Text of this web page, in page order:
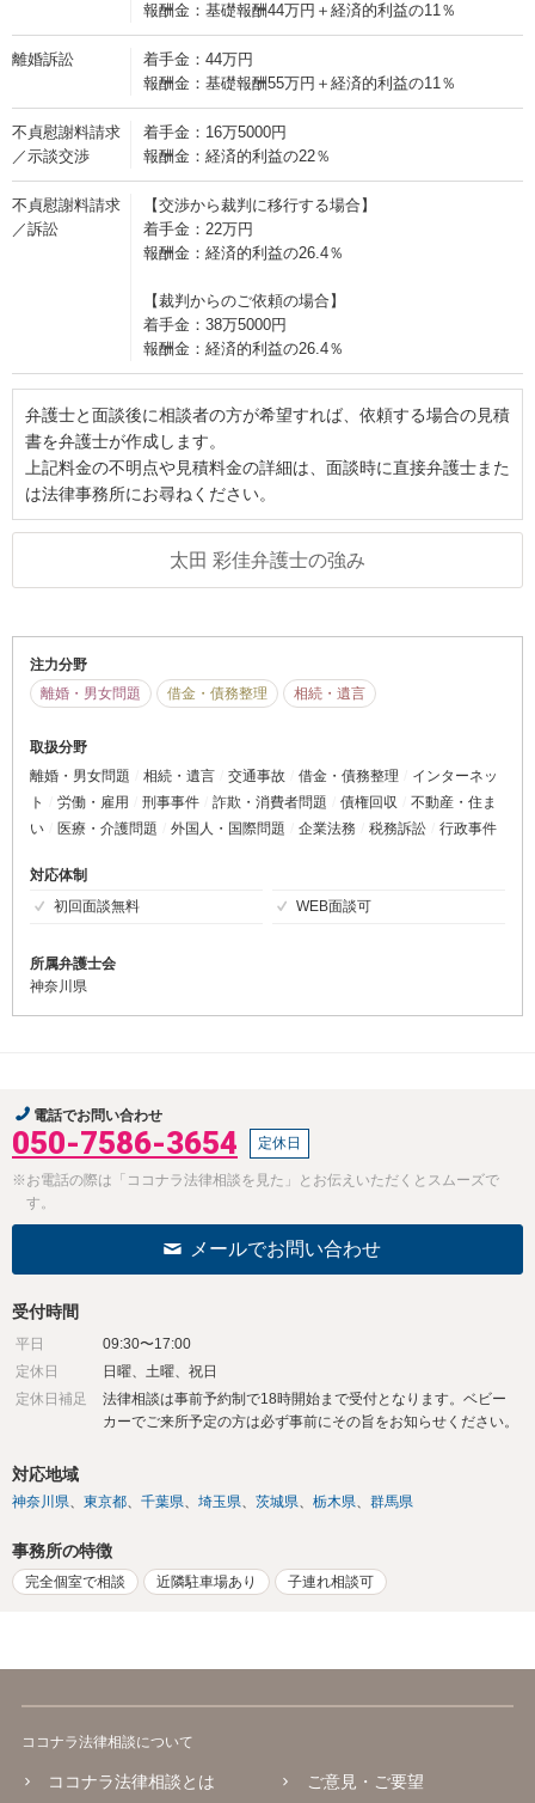
報酬金：基礎報酬44万円＋経済的利益の11％
離婚訴訟
着手金：44万円
報酬金：基礎報酬55万円＋経済的利益の11％
不貞慰謝料請求
／示談交渉
着手金：16万5000円
報酬金：経済的利益の22％
不貞慰謝料請求
／訴訟
【交渉から裁判に移行する場合】
着手金：22万円
報酬金：経済的利益の26.4％
【裁判からのご依頼の場合】
着手金：38万5000円
報酬金：経済的利益の26.4％
弁護士と面談後に相談者の方が希望すれば、依頼する場合の見積
書を弁護士が作成します。
上記料金の不明点や見積料金の詳細は、面談時に直接弁護士また
は法律事務所にお尋ねください。
太田 彩佳弁護士の強み
注力分野
離婚・男女問題
借金・債務整理 相続・遺言
取扱分野
離婚・男女問題
相続・遺言 交通事故 借金・債務整理
インターネッ
ト
労働・雇用 刑事事件 詐欺・消費者問題 債権回収
不動産・住ま
い
医療・介護問題 外国人・国際問題 企業法務 税務訴訟 行政事件
対応体制
初回面談無料
WEB面談可
所属弁護士会
神奈川県
電話でお問い合わせ
050-7586-3654 定休日
※お電話の際は「ココナラ法律相談を見た」とお伝えいただくとスムーズで
す。
メールでお問い合わせ
受付時間
平日
09:30〜17:00
定休日
日曜、土曜、祝日
定休日補足
法律相談は事前予約制で18時開始まで受付となります。ベビー
カーでご来所予定の方は必ず事前にその旨をお知らせください。
対応地域
神奈川県 東京都 千葉県 埼玉県 茨城県 栃木県 群馬県
事務所の特徴
完全個室で相談 近隣駐車場あり 子連れ相談可
ココナラ法律相談について
ココナラ法律相談とは
ご意見・ご要望